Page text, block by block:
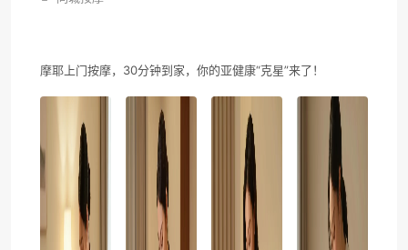
摩耶上门按摩，30分钟到家，你的亚健康“克星”来了！